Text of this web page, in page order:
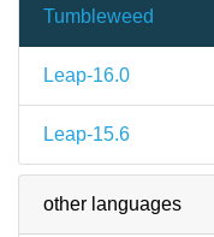
Tumbleweed
Leap-16.0
Leap-15.6
other languages